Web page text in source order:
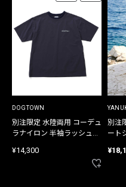
DOGTOWN
別注限定 水陸両用 コーデュ
ラナイロン 半袖ラッシュガ
¥14,300
別注
ート